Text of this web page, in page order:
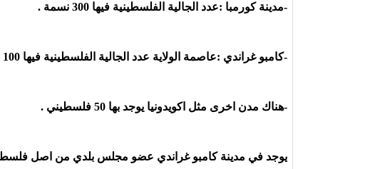
-مدينة كورمبا :عدد الجالية الفلسطينية فيها 300 نسمة .
-كامبو غراندي :عاصمة الولاية عدد الجالية الفلسطينية فيها 100 نسمة .
-هناك مدن اخرى مثل اكويدونيا يوجد بها 50 فلسطيني .
يوجد في مدينة كامبو غراندي عضو مجلس بلدي من اصل